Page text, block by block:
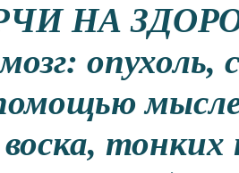
НА
опухоль,